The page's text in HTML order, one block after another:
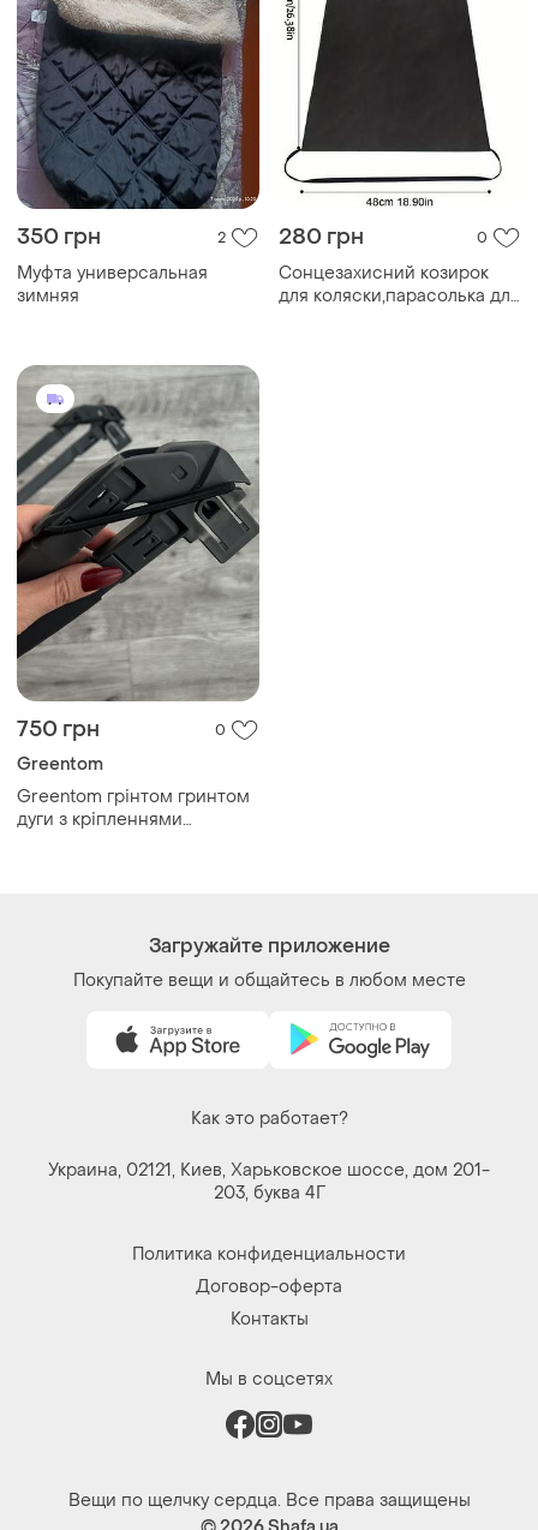
350 грн 2
Муфта универсальная
зимняя
280 грн 0
Сонцезахисний козирок
для коляски,парасолька для
750 грн 0
Greentom
Greentom грінтом гринтом
дуги з кріпленнями
Загружайте приложение
Покупайте вещи и общайтесь в любом месте
Как это работает?
Украина, 02121, Киев, Харьковское шоссе, дом 201-
203, буква 4Г
Политика конфиденциальности
Договор-оферта
Контакты
Мы в соцсетях
Вещи по щелчку сердца. Все права защищены